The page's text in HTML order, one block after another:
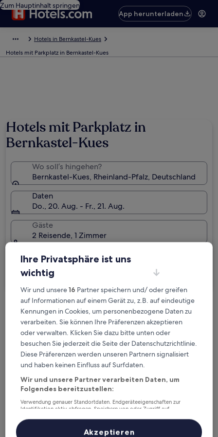
Zum Hauptinhalt springen
App herunterladen
Hotels in Bernkastel-Kues
Hotels mit Parkplatz in Bernkastel-Kues
Hotels mit Parkplatz in
Bernkastel-Kues
Wo soll’s hingehen?
Bernkastel-Kues, Rheinland-Pfalz, Deutschland
Daten
Do., 20. Aug. - Fr., 21. Aug.
Gäste
2 Reisende, 1 Zimmer
Ich reise geschäftlich
Kostenlose Stornierung bei
Planänderungen
Verdiene Prämien für jede
wahrgenommene Übernachtung
Mehr sparen mit Preisen für Mitglieder
Überprüfe die Preise für diese Daten
Ihre Privatsphäre ist uns
wichtig
Wir und unsere16 Partner speichern und/ oder greifen
auf Informationen auf einem Gerät zu, z.B. auf eindeutige
Kennungen in Cookies, um personenbezogene Daten zu
verarbeiten. Sie können Ihre Präferenzen akzeptieren
oder verwalten. Klicken Sie dazu bitte unten oder
besuchen Sie jederzeit die Seite der Datenschutzrichtlinie.
Diese Präferenzen werden unseren Partnern signalisiert
und haben keinen Einfluss auf Surfdaten.
Wir und unsere Partner verarbeiten Daten, um
Folgendes bereitzustellen:
Verwendung genauer Standortdaten. Endgeräteeigenschaften zur
Identifikation aktiv abfragen. Speichern von oder Zugriff auf
Inhalte, Messung von Werbeleistung und der Performance von Inhalten,
Zielgruppenforschung sowie Entwicklung und Verbesserung von
Akzeptieren